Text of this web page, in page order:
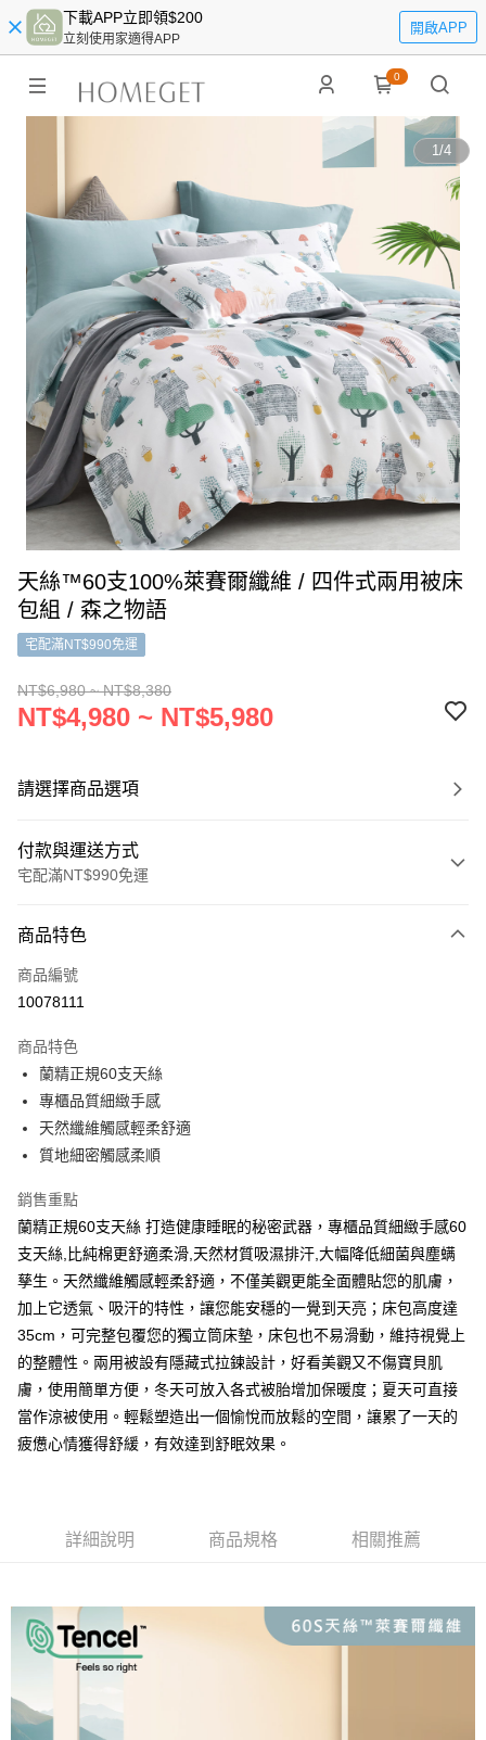
下載APP立即領$200
立刻使用家適得APP
開啟APP
0
1/4
天絲™60支100%萊賽爾纖維 / 四件式兩用被床
包組 / 森之物語
宅配滿NT$990免運
NT$6,980 ~ NT$8,380
NT$4,980 ~ NT$5,980
請選擇商品選項
付款與運送方式
宅配滿NT$990免運
信用卡一次付款
LINE Pay
街口支付
悠遊付
Google Pay
全盈+PAY
大哥付你分期
相關說明
【大哥付你分期使用說明】
1.本服務由台灣大哥大提供，台灣大哥大用戶可立即使用無須另外申請。
2.付款方式選擇「大哥付你分期」，訂單成立後會自動跳轉到大哥付的交易
流程，驗證手機門號後，選擇欲分期的期數、繳款截止日，確認付款後即完
成交易。
4.訂單成立30分鐘內，如未前往確認交易或遇審核未通過，訂單將自動取
消。如遇「轉專審核」未通過狀況，表示未達大哥付你分期系統評分，恕無
法說明評估內容。
【繳款方式說明】
帳／街口支付／iPASS MONEY」等通路繳費。
用戶於交易時，得透過本服務購買商品或服務，並由商店將買賣／分期付款
買賣價金債權讓與本公司後，依約使用本公司帳單繳交帳款。
2.基於同意付款使用「大哥付你分期」之契約關係目的，商店將以您的個人
資料（包含姓名、電話或地址）提供予台灣大哥大進項蒐集、處理及利用，
3.完整用戶服務條款，請詳閱以下連結：
【關於「AFTEE先享後付」】
AFTEE先享後付是「在收到商品之後才付款」的支付方式。 讓您購物簡單
便利好安心！
１．簡單：不需註冊會員、不需綁卡、不需儲值。
２．便利：只要手機號碼，簡訊認證，即可結帳。
３．安心：先確認商品／服務後，再付款。
２．訂單成立數日內，您將收到繳費通知簡訊。
購買商品的店家。未經商家同意取消之訂單仍視為有效，需透過AFTEE先享
後付繳納相關費用。
※ 交易是否成功請以「AFTEE先享後付 」之結帳頁面顯示為準，若有關於
ATM付款
運送方式
大型超重物流運送
每筆NT$250
商品特色
商品編號
10078111
商品特色
蘭精正規60支天絲
專櫃品質細緻手感
天然纖維觸感輕柔舒適
質地細密觸感柔順
銷售重點
蘭精正規60支天絲 打造健康睡眠的秘密武器，專櫃品質細緻手感60
支天絲,比純棉更舒適柔滑,天然材質吸濕排汗,大幅降低細菌與塵螨
孳生。天然纖維觸感輕柔舒適，不僅美觀更能全面體貼您的肌膚，
加上它透氣、吸汗的特性，讓您能安穩的一覺到天亮；床包高度達
35cm，可完整包覆您的獨立筒床墊，床包也不易滑動，維持視覺上
的整體性。兩用被設有隱藏式拉鍊設計，好看美觀又不傷寶貝肌
膚，使用簡單方便，冬天可放入各式被胎增加保暖度；夏天可直接
當作涼被使用。輕鬆塑造出一個愉悅而放鬆的空間，讓累了一天的
疲憊心情獲得舒緩，有效達到舒眠效果。
詳細說明 商品規格 相關推薦